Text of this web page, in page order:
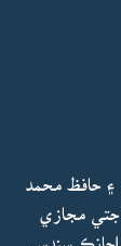
حافظ محمد
مجازي
سندس